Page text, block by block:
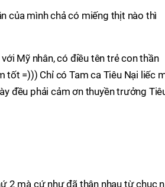
của mình chả có miếng thịt nào thì
Mỹ nhân, có điều tên trẻ con thần
tốt =))) Chỉ có Tam ca Tiêu Nại liếc
đều phải cảm ơn thuyền trưởng
2 mà cứ như đã thân nhau từ chục